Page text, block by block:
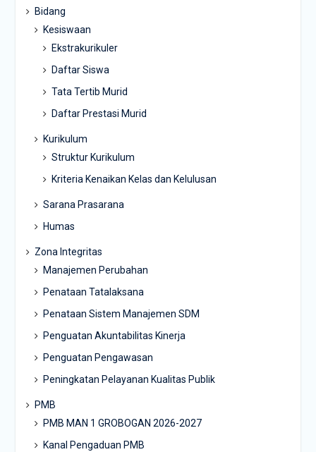
Bidang
Kesiswaan
Ekstrakurikuler
Daftar Siswa
Tata Tertib Murid
Daftar Prestasi Murid
Kurikulum
Struktur Kurikulum
Kriteria Kenaikan Kelas dan Kelulusan
Sarana Prasarana
Humas
Zona Integritas
Manajemen Perubahan
Penataan Tatalaksana
Penataan Sistem Manajemen SDM
Penguatan Akuntabilitas Kinerja
Penguatan Pengawasan
Peningkatan Pelayanan Kualitas Publik
PMB
PMB MAN 1 GROBOGAN 2026-2027
Kanal Pengaduan PMB